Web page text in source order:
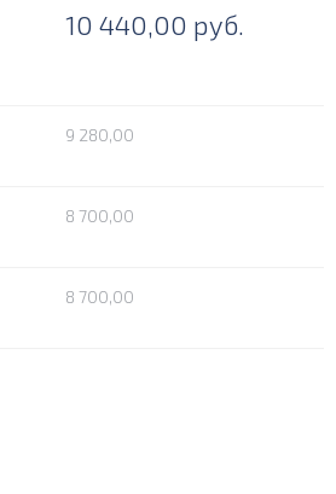
10 440,00 руб.
9 280,00
8 700,00
8 700,00